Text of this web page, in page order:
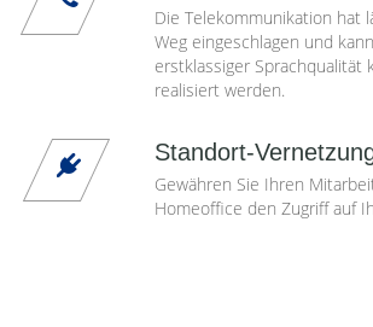
Die Telekommunikation hat
Weg eingeschlagen und
erstklassiger Sprachqualität
realisiert werden.
Standort-
Gewähren Sie Ihren
Homeoffice den Zugriff auf